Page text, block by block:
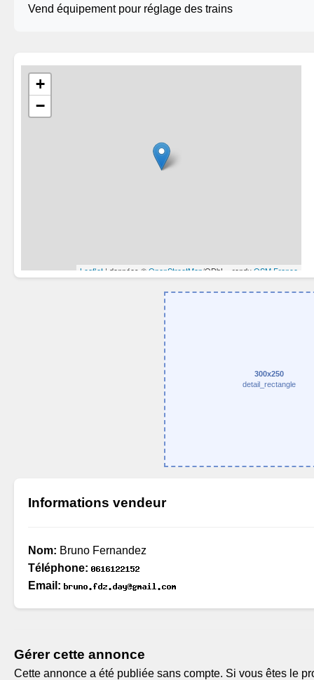
Vend équipement pour réglage des trains
300x250
detail_rectangle
Informations vendeur
Nom: Bruno Fernandez
Téléphone:
Email:
Gérer cette annonce
Cette annonce a été publiée sans compte. Si vous êtes le